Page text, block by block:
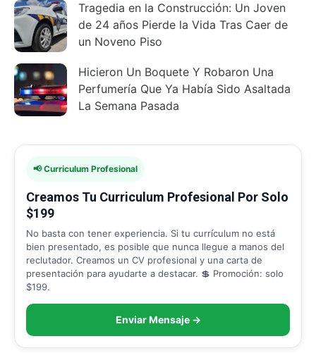
Tragedia en la Construcción: Un Joven
de 24 años Pierde la Vida Tras Caer de
un Noveno Piso
Hicieron Un Boquete Y Robaron Una
Perfumería Que Ya Había Sido Asaltada
La Semana Pasada
📢 Curriculum Profesional
Creamos Tu Curriculum Profesional Por Solo
$199
No basta con tener experiencia. Si tu currículum no está
bien presentado, es posible que nunca llegue a manos del
reclutador. Creamos un CV profesional y una carta de
presentación para ayudarte a destacar. 💲 Promoción: solo
$199.
Enviar Mensaje →